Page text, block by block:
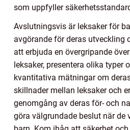
som uppfyller
Avslutningsvis är leksaker för
avgörande för deras utveckling
att erbjuda en övergripande
leksaker, presentera olika typer
kvantitativa mätningar om
skillnader mellan leksaker och
genomgång av deras för- och
göra välgrundade beslut när de